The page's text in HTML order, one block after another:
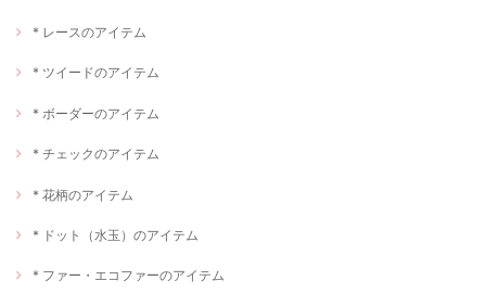
* レースのアイテム
* ツイードのアイテム
* ボーダーのアイテム
* チェックのアイテム
* 花柄のアイテム
* ドット（水玉）のアイテム
* ファー・エコファーのアイテム